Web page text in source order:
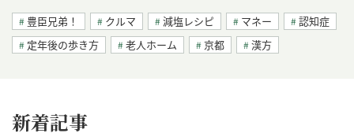
豊臣兄弟！ クルマ 減塩レシピ マネー
認知症
定年後の歩き方
老人ホーム 京都 漢方
新着記事